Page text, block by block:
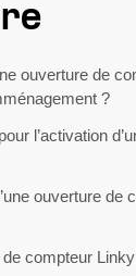
ouverture de
?
l’activation
ouverture de
compteur Linky